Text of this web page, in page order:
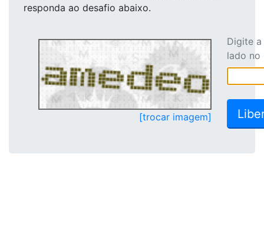
responda ao desafio abaixo.
[trocar imagem]
Digite
lado no